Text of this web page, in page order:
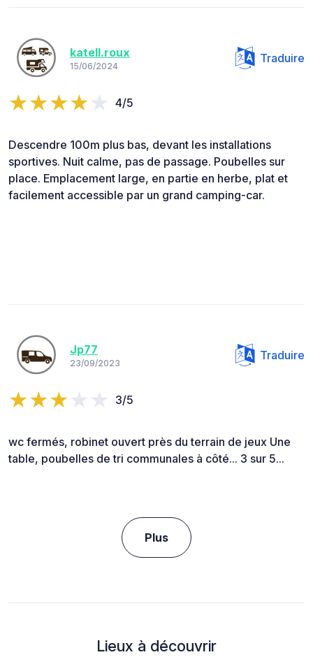
katell.roux
15/06/2024
Traduire
4/5
Descendre 100m plus bas, devant les installations
sportives. Nuit calme, pas de passage. Poubelles sur
place. Emplacement large, en partie en herbe, plat et
facilement accessible par un grand camping-car.
Jp77
23/09/2023
Traduire
3/5
wc fermés, robinet ouvert près du terrain de jeux Une
table, poubelles de tri communales à côté... 3 sur 5...
Plus
Lieux à découvrir